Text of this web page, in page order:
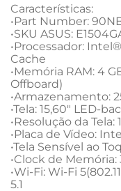
Características:
•Part Number:
•SKU ASUS:
•Processador:
Cache
•Memória RAM: 4
Offboard)
•Armazenamento:
•Tela: 15,60" LED-
•Resolução da Tela:
•Placa de Vídeo:
•Tela Sensível ao
•Clock de Memória:
•Wi-Fi: Wi-Fi
5.1